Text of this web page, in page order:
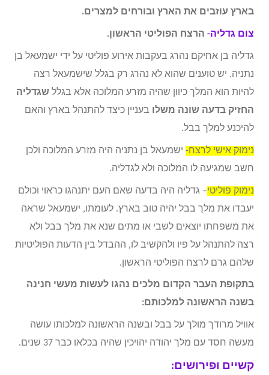
בארץ עוזבים את הארץ ובורחים למצרים.
צום גדליה- הרצח הפוליטי הראשון.
גדליה בן אחיקם נהרג בעקבות אירוע פוליטי על ידי ישמעאל בן
נתניה. יש טוענים שהוא לא נהרג רק בגלל שישמעאל רצה
להיות הוא המלך כיוון שהיה מזרע המלוכה אלא בגלל שגדליה
החזיק בדעה שונה משלו
בעניין כיצד להתנהל בארץ והאם
להיכנע למלך בבל.
נימוק אישי לרצח- ישמעאל בן נתניה היה מזרע המלוכה ולכן
חשב שמגיעה לו המלוכה ולא לגדליה.
נימוק פוליטי– גדליה היה בדעה שאם העם יתנהגו כראוי וכולם
יעבדו את מלך בבל יהיה טוב בארץ. לעומתו, ישמעאל שראה
את משפחתו יוצאים לשבי או מתים שנא את מלך בבל ולא
רצה להתנהל על פיו ולהקשיב לו, ההבדל בין הדעות הפוליטיות
שלהם גרם לרצח הפוליטי הראשון.
בתקופת העבר הקדום מלכים נהגו לעשות מעשי חנינה
בשנה הראשונה למלכותם:
אוויל מרודך מולך על בבל ובשנה הראשונה למלכותו עושה
מעשה חסד עם מלך יהודה יהויכין שהיה בכלאו כבר 37 שנים.
קשיים ופירושים: